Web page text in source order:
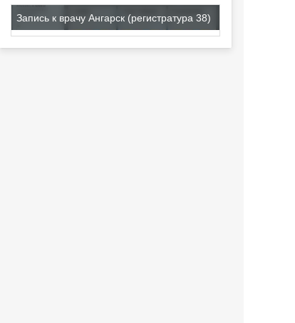
Запись к врачу Ангарск (регистратура 38)